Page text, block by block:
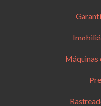
Máquinas